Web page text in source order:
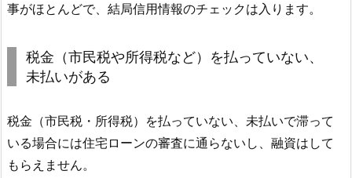
事がほとんどで、結局信用情報のチェックは入ります。
税金（市民税や所得税など）を払っていない、
未払いがある
税金（市民税・所得税）を払っていない、未払いで滞って
いる場合には住宅ローンの審査に通らないし、融資はして
もらえません。